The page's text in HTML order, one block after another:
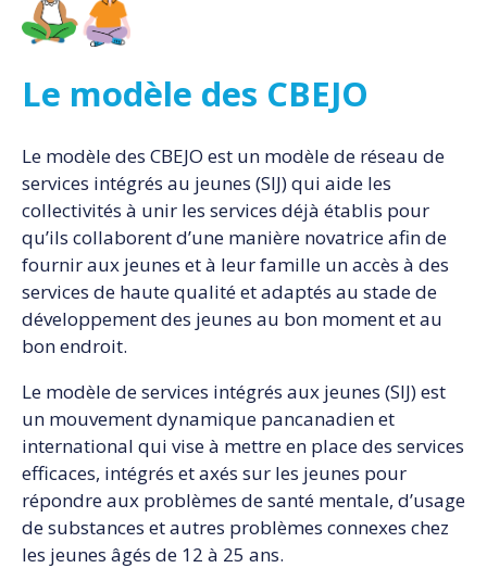
Le modèle des CBEJO
Le modèle des CBEJO est un modèle de réseau de
services intégrés au jeunes (SIJ) qui aide les
collectivités à unir les services déjà établis pour
qu’ils collaborent d’une manière novatrice afin de
fournir aux jeunes et à leur famille un accès à des
services de haute qualité et adaptés au stade de
développement des jeunes au bon moment et au
bon endroit.
Le modèle de services intégrés aux jeunes (SIJ) est
un mouvement dynamique pancanadien et
international qui vise à mettre en place des services
efficaces, intégrés et axés sur les jeunes pour
répondre aux problèmes de santé mentale, d’usage
de substances et autres problèmes connexes chez
les jeunes âgés de 12 à 25 ans.